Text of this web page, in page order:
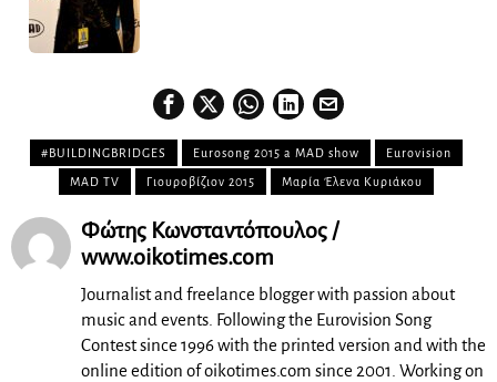
#BUILDINGBRIDGES Eurosong 2015 a MAD show Eurovision
MAD TV Γιουροβίζιον 2015 Μαρία Έλενα Κυριάκου
Φώτης Κωνσταντόπουλος /
www.oikotimes.com
Journalist and freelance blogger with passion about
music and events. Following the Eurovision Song
Contest since 1996 with the printed version and with the
online edition of oikotimes.com since 2001. Working on